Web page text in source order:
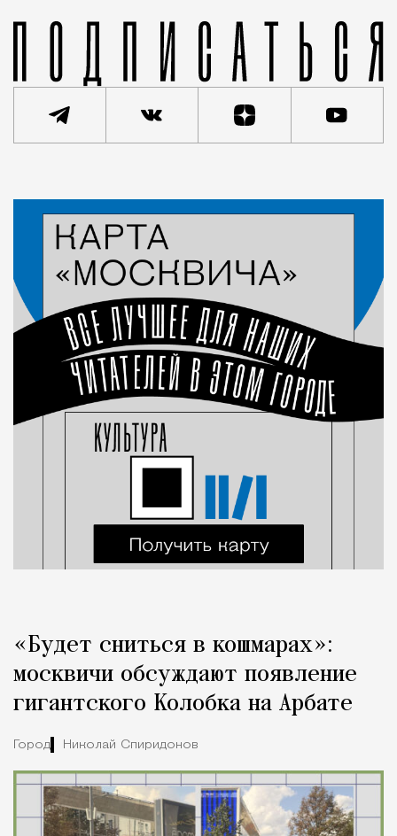
Город
«Будет сниться в кошмарах»:
москвичи обсуждают появление
гигантского Колобка на Арбате
Город Николай Спиридонов